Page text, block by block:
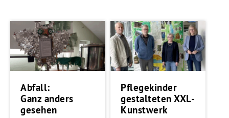
Abfall:
Ganz anders
gesehen
Pflegekinder
gestalteten XXL-
Kunstwerk